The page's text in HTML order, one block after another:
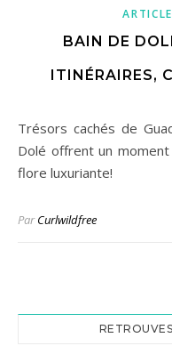
BAIN DE
ITINÉRAIRES,
Trésors cachés de Guadeloupe, les différents Bains de
Dolé offrent un
flore luxuriante!
ParCurlwildfree